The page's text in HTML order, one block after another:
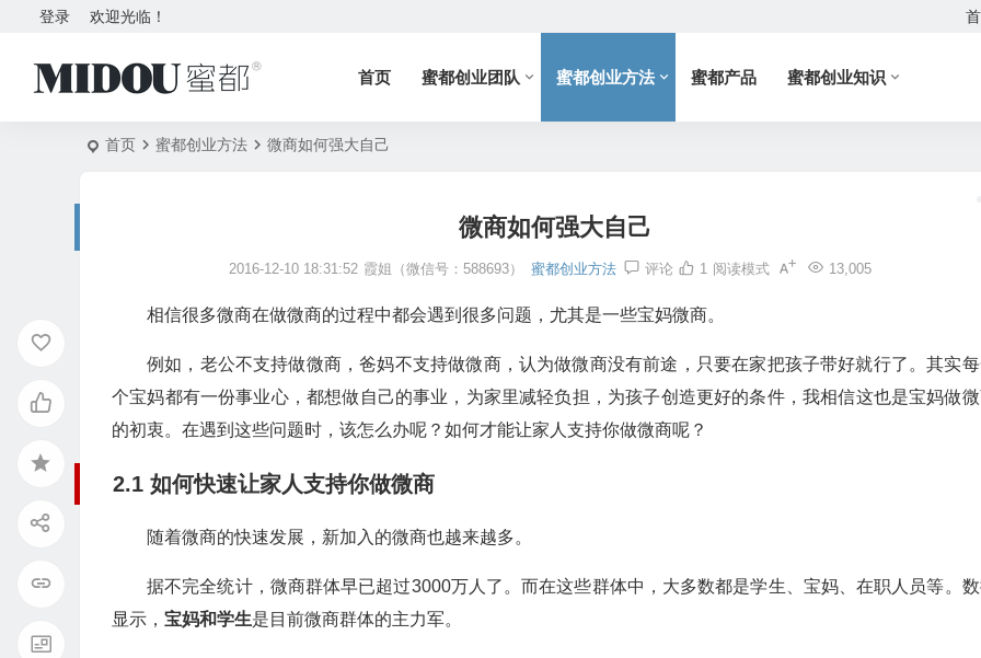
欢迎光临！
登录
首页 蜜都创业团队 蜜都创业方法 蜜都产品 蜜都创业知识
首页 蜜都创业方法 微商如何强大自己
微商如何强大自己
2016-12-10 18:31:52 霞姐（微信号：588693） 蜜都创业方法 评论 13,005
1 阅读模式
相信很多微商在做微商的过程中都会遇到很多问题，尤其是一些宝妈微商。
例如，老公不支持做微商，爸妈不支持做微商，认为做微商没有前途，只要在家把孩子带好就行了。其实
个宝妈都有一份事业心，都想做自己的事业，为家里减轻负担，为孩子创造更好的条件，我相信这也是宝妈做
的初衷。在遇到这些问题时，该怎么办呢？如何才能让家人支持你做微商呢？
2.1 如何快速让家人支持你做微商
随着微商的快速发展，新加入的微商也越来越多。
据不完全统计，微商群体早已超过3000万人了。而在这些群体中，大多数都是学生、宝妈、在职人员等。
显示， 宝妈和学生是目前微商群体的主力军。